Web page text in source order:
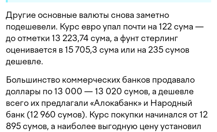
Другие основные валюты снова заметно
подешевели. Курс евро упал почти на 122 сума —
до отметки 13 223,74 сума, а фунт стерлинг
оценивается в 15 705,3 сума или на 235 сумов
дешевле.
Большинство коммерческих банков продавало
доллары по 13 000 — 13 020 сумов, а дешевле
всего их предлагали «Алокабанк» и Народный
банк (12 960 сумов). Курс покупки начинался от 12
895 сумов, а наиболее выгодную цену установил